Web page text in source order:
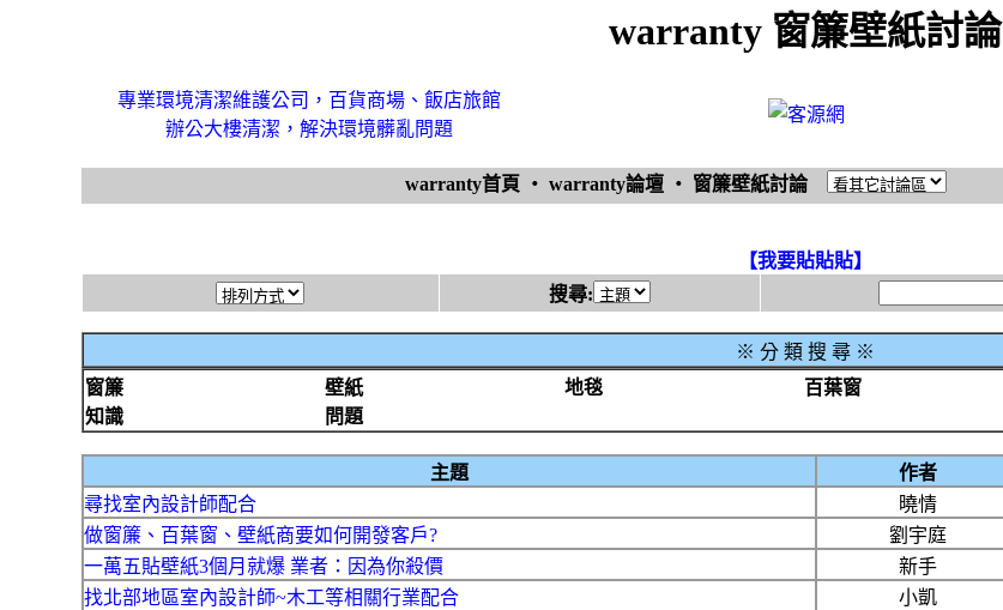
warranty 窗簾壁紙討論
專業環境清潔維護公司，百貨商場、飯店旅館
辦公大樓清潔，解決環境髒亂問題
warranty首頁 ‧ warranty論壇 ‧ 窗簾壁紙討論
【我要貼貼貼】
搜尋:
※ 分 類 搜 尋 ※
窗簾
壁紙 地毯 百葉窗
知識
問題
主題 作者
尋找室內設計師配合
曉情
做窗簾、百葉窗、壁紙商要如何開發客戶? 劉宇庭
一萬五貼壁紙3個月就爆 業者：因為你殺價 新手
找北部地區室內設計師~木工等相關行業配合 小凱